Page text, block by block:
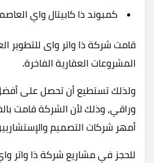
كمبوند ذا كابيتال واي
قامت شركة ذا واتر واى للتطوير
المشروعات العقارية الفاخرة.
ولذلك تستطيع أن تحصل على
وراقي، وذلك لأن الشركة قامت
أمهر شركات التصميم